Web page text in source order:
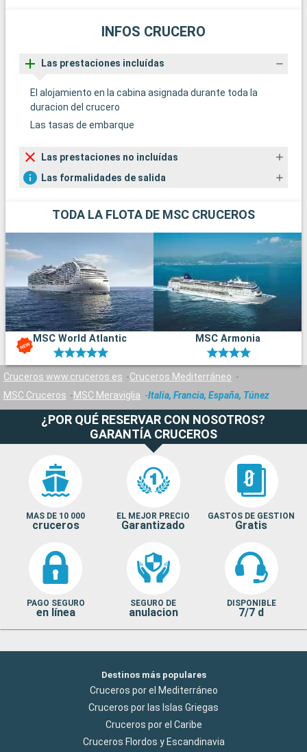
INFOS CRUCERO
Las prestaciones incluídas
El alojamiento en la cabina asignada durante toda la
duracion del crucero
Las tasas de embarque
Las prestaciones no incluídas
Las formalidades de salida
TODA LA FLOTA DE MSC CRUCEROS
MSC World Atlantic MSC Armonia
Cruceros www.cruceros.es
Cruceros Mediterráneo
MSC Cruceros
MSC Meraviglia Italia, Francia, España, Túnez
¿POR QUÉ RESERVAR CON NOSOTROS?
GARANTÍA CRUCEROS
MAS DE 10 000
cruceros
EL MEJOR PRECIO
Garantizado
GASTOS DE GESTION
Gratis
PAGO SEGURO
en línea
SEGURO DE
anulacion
DISPONIBLE
7/7 d
Destinos más populares
Cruceros por el Mediterráneo
Cruceros por las Islas Griegas
Cruceros por el Caribe
Cruceros Flordos y Escandinavia